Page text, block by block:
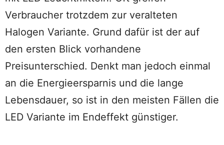
Verbraucher trotzdem zur veralteten
Halogen Variante. Grund dafür ist der auf
den ersten Blick vorhandene
Preisunterschied. Denkt man jedoch einmal
an die Energieersparnis und die lange
Lebensdauer, so ist in den meisten Fällen die
LED Variante im Endeffekt günstiger.